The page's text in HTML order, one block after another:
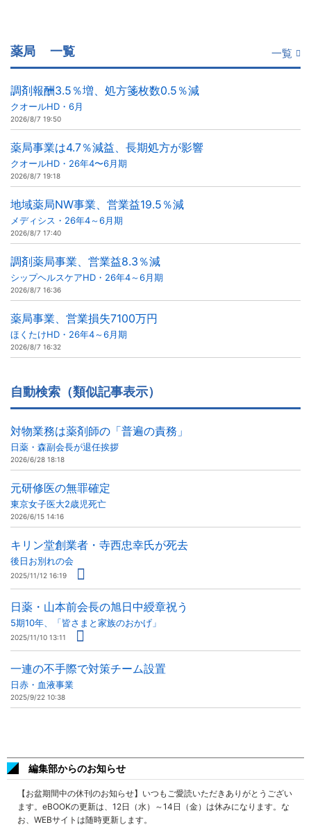
薬局 一覧 一覧
調剤報酬3.5％増、処方箋枚数0.5％減
クオールHD・6月
2026/8/7 19:50
薬局事業は4.7％減益、長期処方が影響
クオールHD・26年4〜6月期
2026/8/7 19:18
地域薬局NW事業、営業益19.5％減
メディシス・26年4～6月期
2026/8/7 17:40
調剤薬局事業、営業益8.3％減
シップヘルスケアHD・26年4～6月期
2026/8/7 16:36
薬局事業、営業損失7100万円
ほくたけHD・26年4～6月期
2026/8/7 16:32
自動検索（類似記事表示）
対物業務は薬剤師の「普遍の責務」
日薬・森副会長が退任挨拶
2026/6/28 18:18
元研修医の無罪確定
東京女子医大2歳児死亡
2026/6/15 14:16
キリン堂創業者・寺西忠幸氏が死去
後日お別れの会
2025/11/12 16:19
日薬・山本前会長の旭日中綬章祝う
5期10年、「皆さまと家族のおかげ」
2025/11/10 13:11
一連の不手際で対策チーム設置
日赤・血液事業
2025/9/22 10:38
編集部からのお知らせ
【お盆期間中の休刊のお知らせ】いつもご愛読いただきありがとうござい
ます。eBOOKの更新は、12日（水）～14日（金）は休みになります。な
お、WEBサイトは随時更新します。